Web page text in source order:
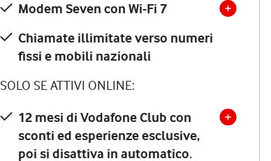
Modem Seven con Wi-Fi 7
Chiamate illimitate verso numeri
fissi e mobili nazionali
SOLO SE ATTIVI ONLINE:
12 mesi di Vodafone Club con
sconti ed esperienze esclusive,
poi si disattiva in automatico.